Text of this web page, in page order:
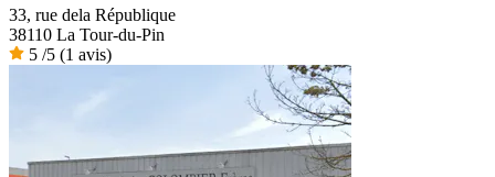
33, rue dela République
38110 La Tour-du-Pin
5 /5 (1 avis)